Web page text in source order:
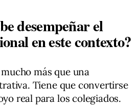
desempeñar el
en este contexto?
más que una
Tiene que convertirse
real para los colegiados.